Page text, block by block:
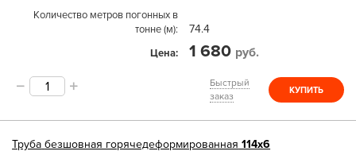
Количество метров погонных в
тонне (м)
74.4
Цена 1 680 руб.
Быстрый
заказ
КУПИТЬ
Труба безшовная горячедеформированная 114х6